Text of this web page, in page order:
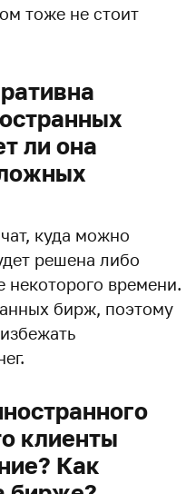
тоже не стоит
ли она
куда можно
решена либо
некоторого времени.
бирж, поэтому
клиенты
Как